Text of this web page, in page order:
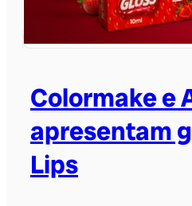
Colormake e
apresentam
Lips